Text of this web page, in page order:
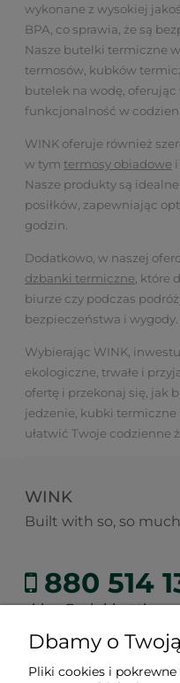
wykonane z wysokiej
BPA, co sprawia, że są
Nasze butelki termiczne
termosów, kubków
butelek na wodę, oferując
funkcjonalność w
WINK oferuje również
w tym termosy obiadowe i
Nasze produkty są
posiłków, zapewniając
godzin.
Dodatkowo, w naszej
dzbanki termiczne , które
biurze czy podczas
bezpieczeństwa i wygody.
Wybierając WINK,
ekologiczne, trwałe i
ofertę i przekonaj się, jak
jedzenie, kubki
ułatwić Twoje codzienne
WINK
Built with so, so
880 514
Dbamy o
Pliki cookies i